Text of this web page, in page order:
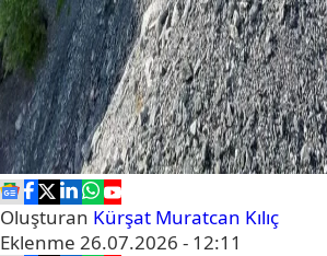
Oluşturan Kürşat Muratcan Kılıç
Eklenme 26.07.2026 - 12:11